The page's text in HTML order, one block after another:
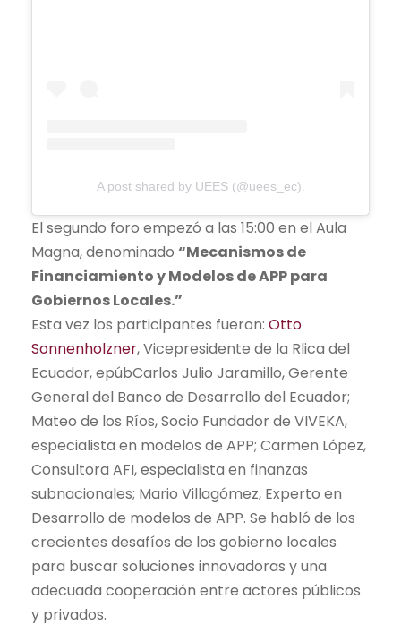
A post shared by UEES (@uees_ec).
El segundo foro empezó a las 15:00 en el Aula
Magna, denominado “Mecanismos de
Financiamiento y Modelos de APP para
Gobiernos Locales.”
Esta vez los participantes fueron: Otto
Sonnenholzner, Vicepresidente de la Rlica del
Ecuador, epúbCarlos Julio Jaramillo, Gerente
General del Banco de Desarrollo del Ecuador;
Mateo de los Ríos, Socio Fundador de VIVEKA,
especialista en modelos de APP; Carmen López,
Consultora AFI, especialista en finanzas
subnacionales; Mario Villagómez, Experto en
Desarrollo de modelos de APP. Se habló de los
crecientes desafíos de los gobierno locales
para buscar soluciones innovadoras y una
adecuada cooperación entre actores públicos
y privados.